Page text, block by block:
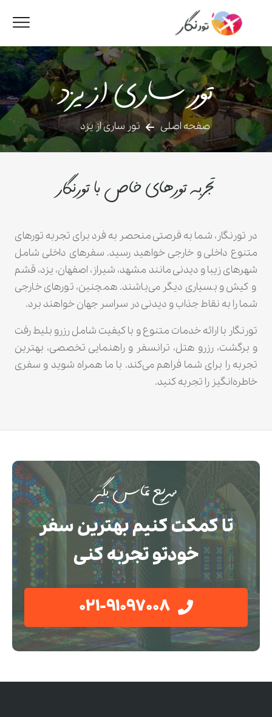
تور ساری از یزد
صفحه اصلی تور ساری از یزد
تجربه تورهای خاص با تورنگار
در تورنگار، شما به فرصتی منحصر به فرد برای تجربه تورهای
متنوع داخلی و خارجی خواهید رسید. سفرهای داخلی شامل
شهرهای زیبا و دیدنی مانند مشهد، شیراز، اصفهان، یزد، قشم
و کیش و بسیاری دیگر می‌باشند. همچنین، تورهای خارجی
شما را به نقاط جذاب و دیدنی در سراسر جهان خواهند برد.
تورنگار با ارائه خدمات متنوع و با کیفیت شامل رزرو بلیط رفت
و برگشت، رزرو هتل، ترانسفر و راهنمایی تخصصی، بهترین
تجربه را برای شما فراهم می‌کند. با ما همراه شوید و سفری
خاطره‌انگیز را تجربه کنید.
سریع تماس بگیر
تا کمکت کنیم بهترین سفر
خودتو تجربه کنی
021-91097008